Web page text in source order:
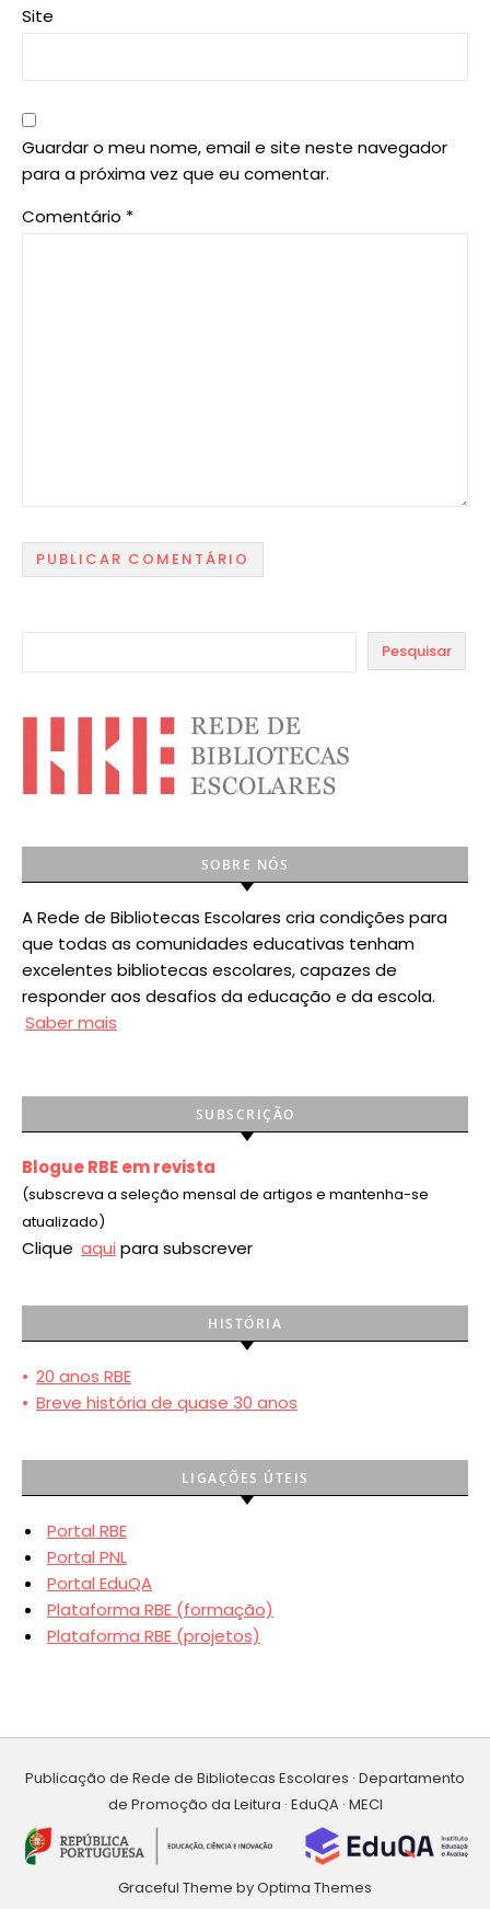
Site
Guardar o meu nome, email e site neste navegador
para a próxima vez que eu comentar.
Comentário *
Pesquisar
SOBRE NÓS
A Rede de Bibliotecas Escolares cria condições para
que todas as comunidades educativas tenham
excelentes bibliotecas escolares, capazes de
responder aos desafios da educação e da escola.
Saber mais
SUBSCRIÇÃO
Blogue RBE em revista
(subscreva a seleção mensal de artigos e mantenha-se
atualizado)
Clique aqui para subscrever
HISTÓRIA
• 20 anos RBE
• Breve história de quase 30 anos
LIGAÇÕES ÚTEIS
Portal RBE
Portal PNL
Portal EduQA
Plataforma RBE (formação)
Plataforma RBE (projetos)
Publicação de Rede de Bibliotecas Escolares · Departamento
de Promoção da Leitura · EduQA · MECI
Graceful Theme byOptima Themes